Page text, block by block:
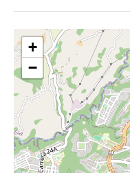
+
−